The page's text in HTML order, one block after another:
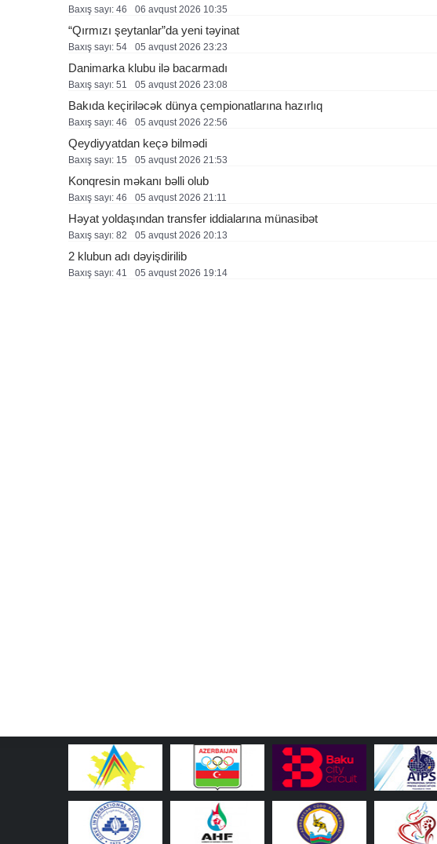
Baxış sayı: 46 06 avqust 2026 10:35
“Qırmızı şeytanlar”da yeni təyinat
Baxış sayı: 54 05 avqust 2026 23:23
Danimarka klubu ilə bacarmadı
Baxış sayı: 51 05 avqust 2026 23:08
Bakıda keçiriləcək dünya çempionatlarına hazırlıq
Baxış sayı: 46 05 avqust 2026 22:56
Qeydiyyatdan keçə bilmədi
Baxış sayı: 15 05 avqust 2026 21:53
Konqresin məkanı bəlli olub
Baxış sayı: 46 05 avqust 2026 21:11
Həyat yoldaşından transfer iddialarına münasibət
Baxış sayı: 82 05 avqust 2026 20:13
2 klubun adı dəyişdirilib
Baxış sayı: 41 05 avqust 2026 19:14